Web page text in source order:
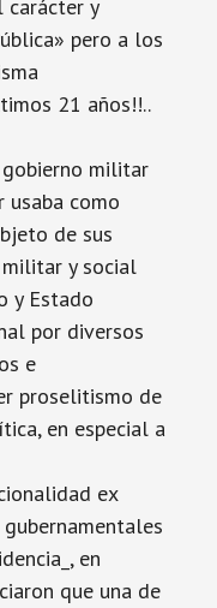
carácter y
pero a los
21 años!!..
gobierno militar
usaba como
de sus
y social
y Estado
por diversos
e
proselitismo de
en especial a
ex
en
que una de